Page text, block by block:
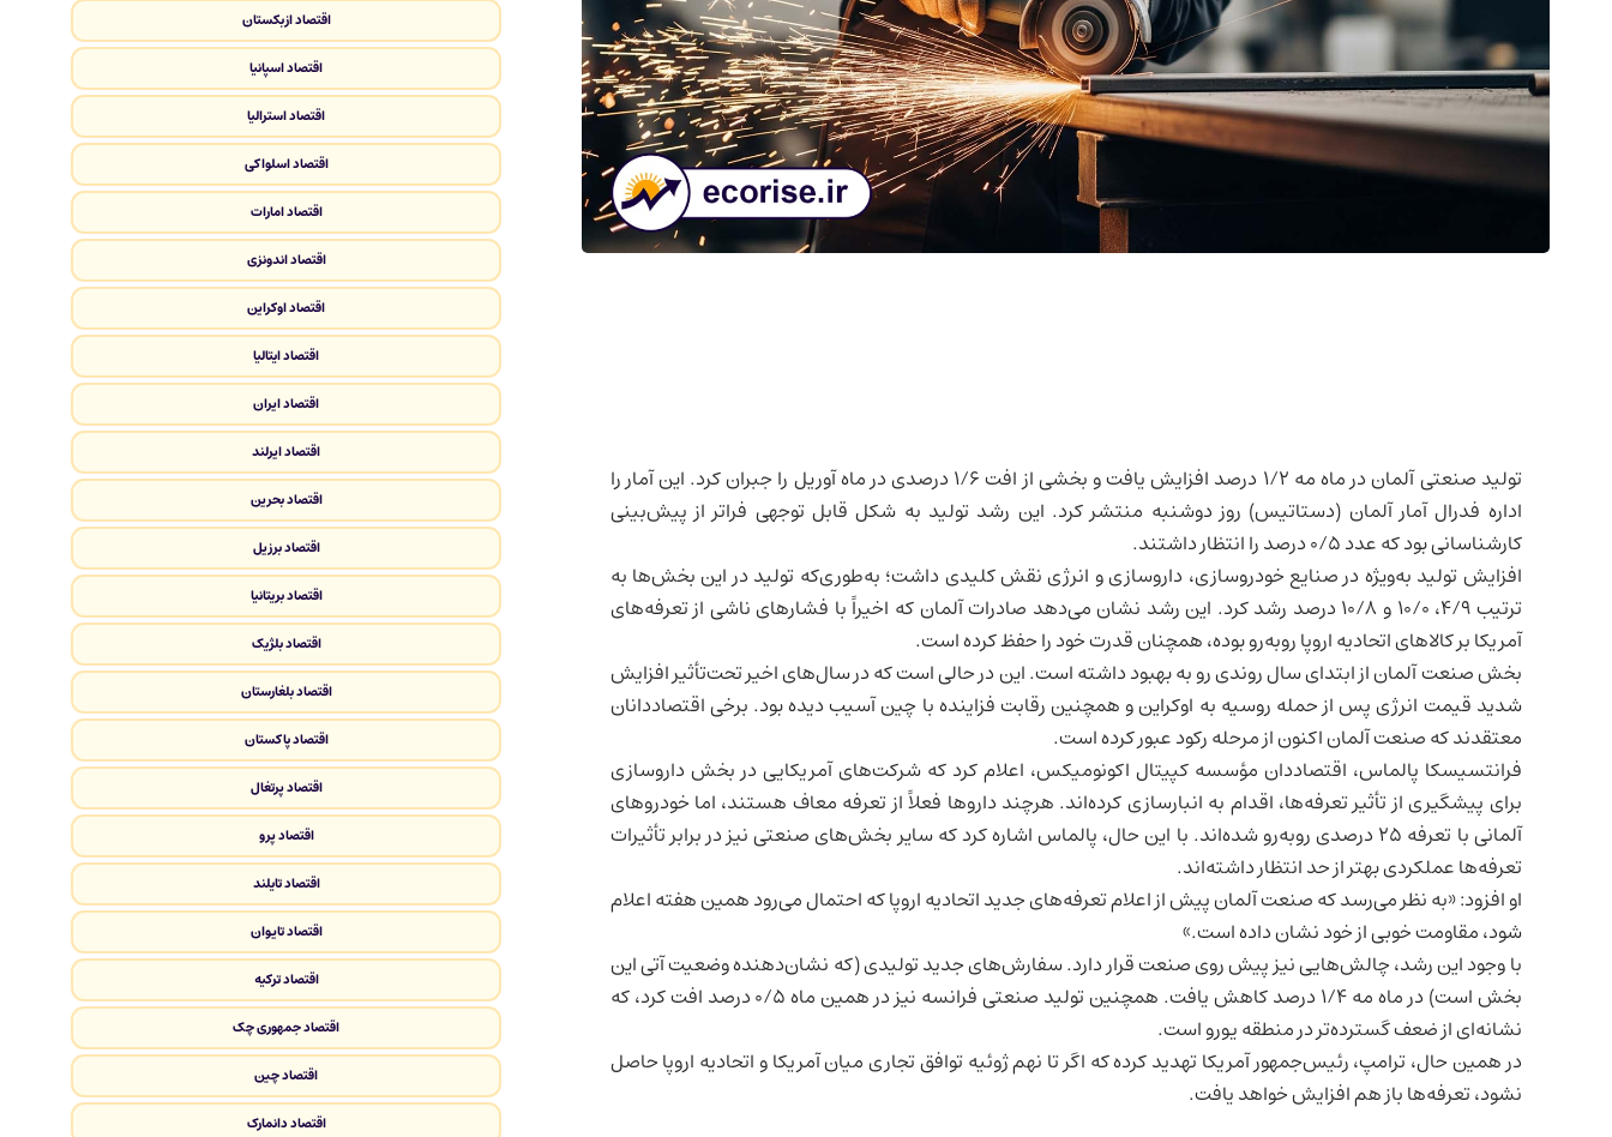
تولید صنعتیآلمان
در ماه مه ۱/۲ درصد افزایش یافت و بخشی از افت ۱/۶ درصدی در ماه آوریل را جبران کرد. این آمار را
اداره فدرال آمار آلمان (دستاتیس) روز دوشنبه منتشر کرد. این رشد تولید به شکل قابل توجهی فراتر از پیش‌بینی
کارشناسانی بود که عدد ۰/۵ درصد را انتظار داشتند.
افزایش تولید به‌ویژه در صنایع خودروسازی، داروسازی و انرژی نقش کلیدی داشت؛ به‌طوری‌که تولید در این بخش‌ها به
ترتیب ۴/۹، ۱۰/۰ و ۱۰/۸ درصد رشد کرد. این رشد نشان می‌دهد صادرات آلمان که اخیراً با فشارهای ناشی از تعرفه‌های
آمریکا بر کالاهای اتحادیه اروپا روبه‌رو بوده، همچنان قدرت خود را حفظ کرده است.
بخش صنعت آلمان از ابتدای سال روندی رو به بهبود داشته است. این در حالی است که در سال‌های اخیر تحت‌تأثیر افزایش
شدید قیمت انرژی پس از حمله روسیه به اوکراینو همچنین رقابت فزاینده با چینآسیب دیده بود. برخی اقتصاددانان
معتقدند که صنعت آلمان اکنون از مرحله رکود عبور کرده است.
فرانتسیسکا پالماس، اقتصاددان مؤسسه کپیتال اکونومیکس، اعلام کرد که شرکت‌های آمریکایی در بخش داروسازی
برای پیشگیری از تأثیر تعرفه‌ها، اقدام به انبارسازی کرده‌اند. هرچند داروها فعلاً از تعرفه معاف هستند، اما خودروهای
آلمانی با تعرفه ۲۵ درصدی روبه‌رو شده‌اند. با این حال، پالماس اشاره کرد که سایر بخش‌های صنعتی نیز در برابر تأثیرات
تعرفه‌ها عملکردی بهتر از حد انتظار داشته‌اند.
او افزود: «به نظر می‌رسد که صنعت آلمان پیش از اعلام تعرفه‌های جدید اتحادیه اروپا که احتمال می‌رود همین هفته اعلام
شود، مقاومت خوبی از خود نشان داده است.»
با وجود این رشد، چالش‌هایی نیز پیش روی صنعت قرار دارد. سفارش‌های جدید تولیدی (که نشان‌دهنده وضعیت آتی این
بخش است) در ماه مه ۱/۴ درصد کاهش یافت. همچنین تولید صنعتی
فرانسه
نیز در همین ماه ۰/۵ درصد افت کرد، که
نشانه‌ای از ضعف گسترده‌تر در منطقه یورو است.
در همین حال، ترامپ، رئیس‌جمهور آمریکا تهدید کرده که اگر تا نهم ژوئیه توافق تجاری میان آمریکا و اتحادیه اروپا حاصل
نشود، تعرفه‌ها باز هم افزایش خواهد یافت.
اقتصاد ازبکستان
اقتصاد اسپانیا
اقتصاد استرالیا
اقتصاد اسلواکی
اقتصاد امارات
اقتصاد اندونزی
اقتصاد اوکراین
اقتصاد ایتالیا
اقتصاد ایران
اقتصاد ایرلند
اقتصاد بحرین
اقتصاد برزیل
اقتصاد بریتانیا
اقتصاد بلژیک
اقتصاد بلغارستان
اقتصاد پاکستان
اقتصاد پرتغال
اقتصاد پرو
اقتصاد تایلند
اقتصاد تایوان
اقتصاد ترکیه
اقتصاد جمهوری چک
اقتصاد چین
اقتصاد دانمارک